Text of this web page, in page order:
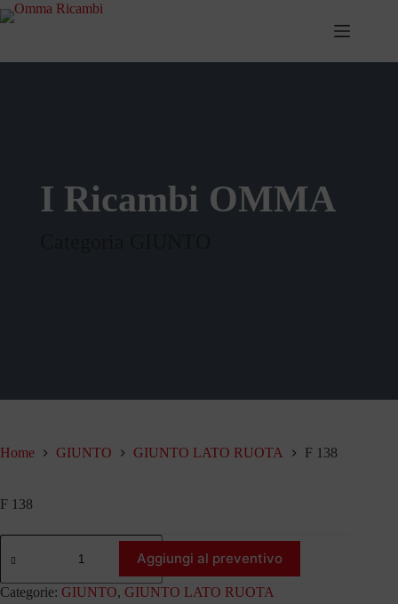
Salta
al
I Ricambi OMMA
Home GIUNTO GIUNTO LATO RUOTA F 138
F 138
F
138
Aggiungi al preventivo
Categorie: GIUNTO, GIUNTO LATO RUOTA